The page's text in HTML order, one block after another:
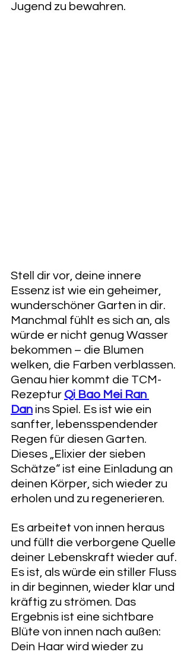
Jugend zu bewahren.
Stell dir vor, deine innere
Essenz ist wie ein geheimer,
wunderschöner Garten in dir.
Manchmal fühlt es sich an, als
würde er nicht genug Wasser
bekommen – die Blumen
welken, die Farben verblassen.
Genau hier kommt die TCM-
Rezeptur Qi Bao Mei Ran
Dan ins Spiel. Es ist wie ein
sanfter, lebensspendender
Regen für diesen Garten.
Dieses „Elixier der sieben
Schätze“ ist eine Einladung an
deinen Körper, sich wieder zu
erholen und zu regenerieren.
Es arbeitet von innen heraus
und füllt die verborgene Quelle
deiner Lebenskraft wieder auf.
Es ist, als würde ein stiller Fluss
in dir beginnen, wieder klar und
kräftig zu strömen. Das
Ergebnis ist eine sichtbare
Blüte von innen nach außen:
Dein Haar wird wieder zu